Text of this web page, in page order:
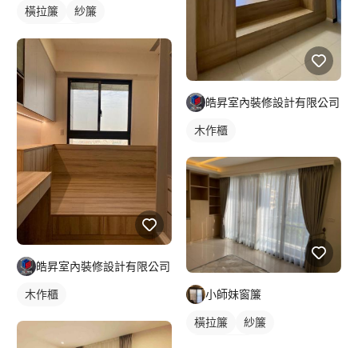
橫拉簾
紗簾
皓昇室內裝修設計有限公司
木作櫃
皓昇室內裝修設計有限公司
木作櫃
小師妹窗簾
橫拉簾
紗簾